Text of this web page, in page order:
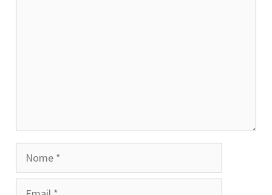
Nome
Email